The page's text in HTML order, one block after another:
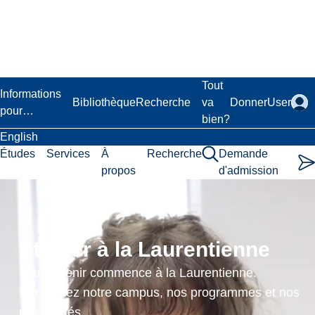
Informations
pour…
BibliothèqueRecherche
Tout
va
bien?
DonnerUser
English
Études
Services
À
propos
Recherche
Demande
d'admission
Étudier à la Laurentienne
Votre avenir commence à la Laurentienne.
Découvrez notre campus, nos programmes et nos
possibilités.
Physical
Education